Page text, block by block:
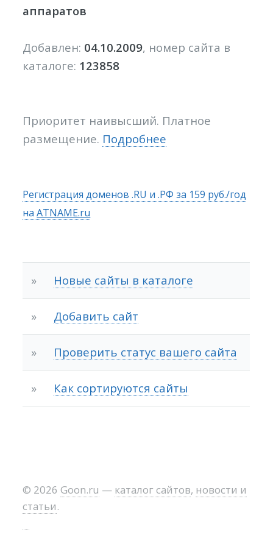
аппаратов
Добавлен: 04.10.2009, номер сайта в
каталоге: 123858
Приоритет наивысший. Платное
размещение. Подробнее
Регистрация доменов .RU и .РФ за 159 руб./год
наATNAME.ru
» Новые сайты в каталоге
» Добавить сайт
» Проверить статус вашего сайта
» Как сортируются сайты
© 2026Goon.ru — каталог сайтов, новости и
статьи.